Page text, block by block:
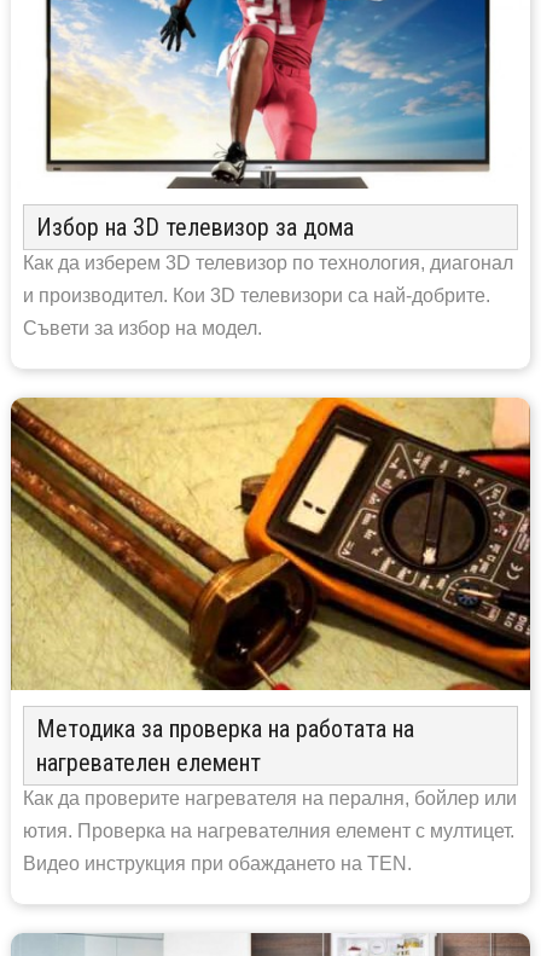
Избор на 3D телевизор за дома
Как да изберем 3D телевизор по технология, диагонал
и производител. Кои 3D телевизори са най-добрите.
Съвети за избор на модел.
Методика за проверка на работата на
нагревателен елемент
Как да проверите нагревателя на пералня, бойлер или
ютия. Проверка на нагревателния елемент с мултицет.
Видео инструкция при обаждането на TEN.